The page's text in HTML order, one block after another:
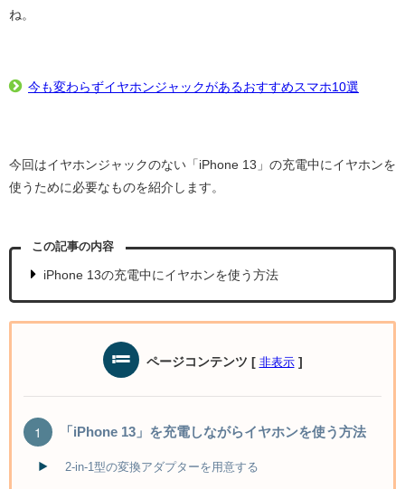
ね。
今も変わらずイヤホンジャックがあるおすすめスマホ10選
今回はイヤホンジャックのない「iPhone 13」の充電中にイヤホンを
使うために必要なものを紹介します。
この記事の内容
iPhone 13の充電中にイヤホンを使う方法
ページコンテンツ [ 非表示 ]
「iPhone 13」を充電しながらイヤホンを使う方法
2-in-1型の変換アダプターを用意する